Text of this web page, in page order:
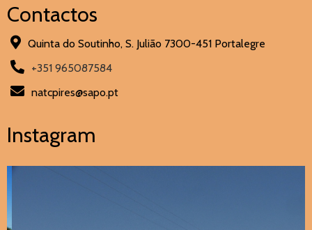
Contactos
Quinta do Soutinho, S. Julião 7300-451 Portalegre
+351 965087584
natcpires@sapo.pt
Instagram